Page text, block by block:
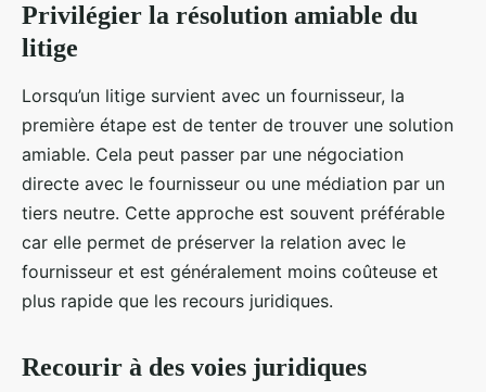
Privilégier la résolution amiable du
litige
Lorsqu’un litige survient avec un fournisseur, la
première étape est de tenter de trouver une solution
amiable. Cela peut passer par une négociation
directe avec le fournisseur ou une médiation par un
tiers neutre. Cette approche est souvent préférable
car elle permet de préserver la relation avec le
fournisseur et est généralement moins coûteuse et
plus rapide que les recours juridiques.
Recourir à des voies juridiques